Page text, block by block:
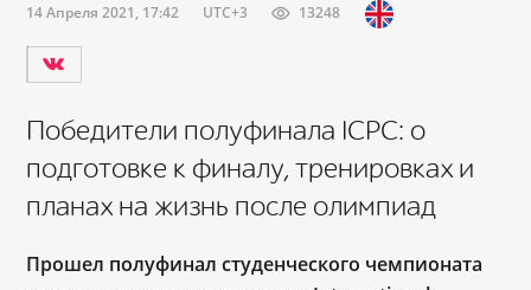
14 Апреля 2021, 17:42 UTC+3 13248
Победители полуфинала ICPC: о
подготовке к финалу, тренировках и
планах на жизнь после олимпиад
Прошел полуфинал студенческого чемпионата